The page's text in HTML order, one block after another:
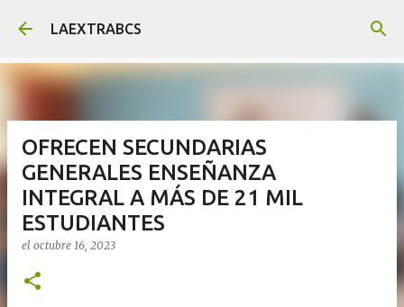
Ir al contenido principal
LAEXTRABCS
OFRECEN SECUNDARIAS
GENERALES ENSEÑANZA
INTEGRAL A MÁS DE 21 MIL
ESTUDIANTES
el octubre 16, 2023